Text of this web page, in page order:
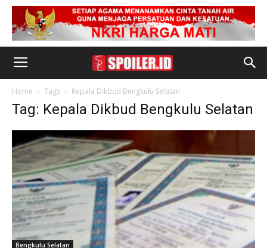
Home Tags Kepala Dikbud Bengkulu Selatan
Tag: Kepala Dikbud Bengkulu Selatan
Bengkulu Selatan